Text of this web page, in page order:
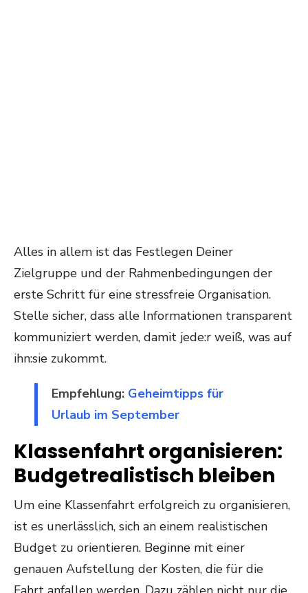
Alles in allem ist das Festlegen Deiner
Zielgruppe und der Rahmenbedingungen der
erste Schritt für eine stressfreie Organisation.
Stelle sicher, dass alle Informationen transparent
kommuniziert werden, damit jede:r weiß, was auf
ihn:sie zukommt.
Empfehlung: Geheimtipps für
Urlaub im September
Klassenfahrt organisieren:
Budgetrealistisch bleiben
Um eine Klassenfahrt erfolgreich zu organisieren,
ist es unerlässlich, sich an einem realistischen
Budget zu orientieren. Beginne mit einer
genauen Aufstellung der Kosten, die für die